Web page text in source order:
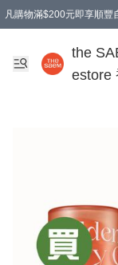
凡購物滿$200元即享順豐
the
estore